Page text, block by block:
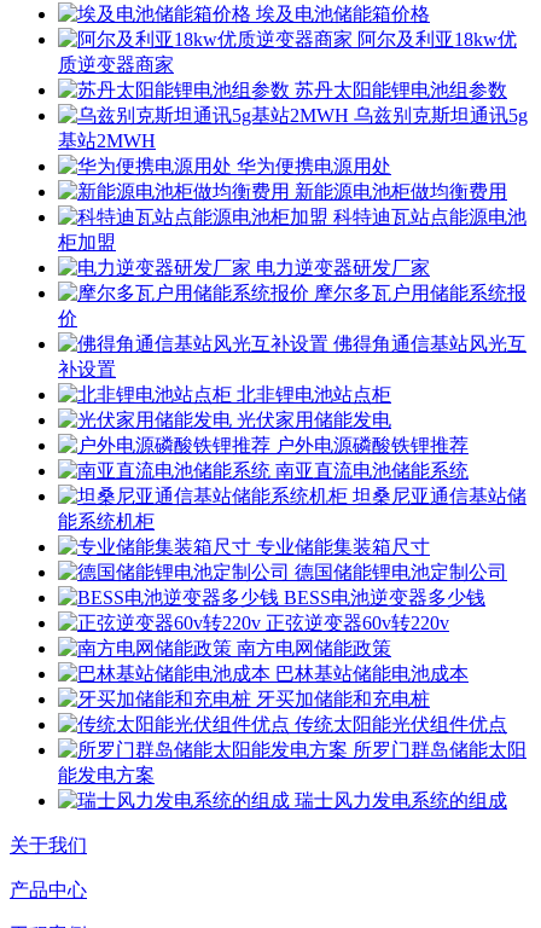
埃及电池储能箱价格
阿尔及利亚18kw优
质逆变器商家
苏丹太阳能锂电池组参数
乌兹别克斯坦通讯5g
基站2MWH
华为便携电源用处
新能源电池柜做均衡费用
科特迪瓦站点能源电池
柜加盟
电力逆变器研发厂家
摩尔多瓦户用储能系统报
价
佛得角通信基站风光互
补设置
北非锂电池站点柜
光伏家用储能发电
户外电源磷酸铁锂推荐
南亚直流电池储能系统
坦桑尼亚通信基站储
能系统机柜
专业储能集装箱尺寸
德国储能锂电池定制公司
BESS电池逆变器多少钱
正弦逆变器60v转220v
南方电网储能政策
巴林基站储能电池成本
牙买加储能和充电桩
传统太阳能光伏组件优点
所罗门群岛储能太阳
能发电方案
瑞士风力发电系统的组成
关于我们
产品中心